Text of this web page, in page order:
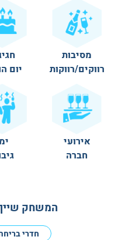
מסיבות
רווקים/רווקות
יום
אירועי
חברה
המשחק
חדרי